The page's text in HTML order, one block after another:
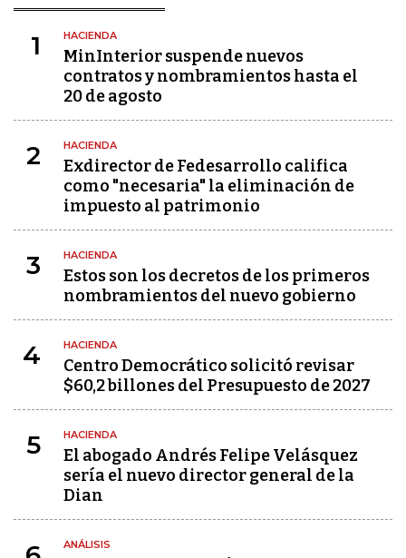
1 HACIENDA
MinInterior suspende nuevos
contratos y nombramientos hasta el
20 de agosto
2 HACIENDA
Exdirector de Fedesarrollo califica
como "necesaria" la eliminación de
impuesto al patrimonio
3 HACIENDA
Estos son los decretos de los primeros
nombramientos del nuevo gobierno
4 HACIENDA
Centro Democrático solicitó revisar
$60,2 billones del Presupuesto de 2027
5 HACIENDA
El abogado Andrés Felipe Velásquez
sería el nuevo director general de la
Dian
ANÁLISIS